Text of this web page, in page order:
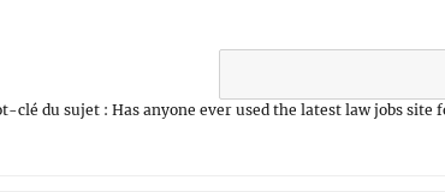
clé du sujet : Has anyone ever used the latest law jobs site